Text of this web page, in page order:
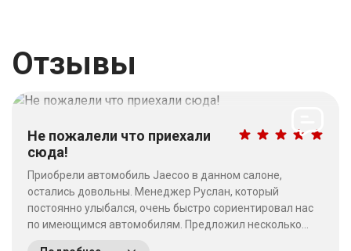
Отзывы
Не пожалели что приехали
сюда!
Приобрели автомобиль Jaecoo в данном салоне,
остались довольны. Менеджер Руслан, который
постоянно улыбался, очень быстро сориентировал нас
по имеющимся автомобилям. Предложил несколько